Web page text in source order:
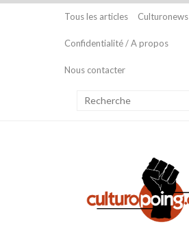
Tous les articles Culturonews
Confidentialité / A propos
Nous contacter